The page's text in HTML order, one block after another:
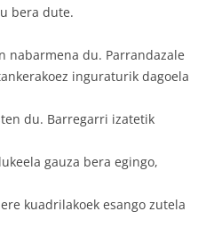
bera dute.
nabarmena du. Parrandazale
inguraturik dagoela
du. Barregarri izatetik
gauza bera egingo,
kuadrilakoek esango zutela